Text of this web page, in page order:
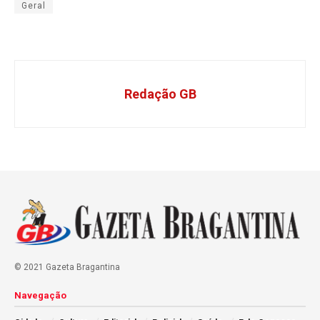
Geral
Redação GB
© 2021 Gazeta Bragantina
Navegação